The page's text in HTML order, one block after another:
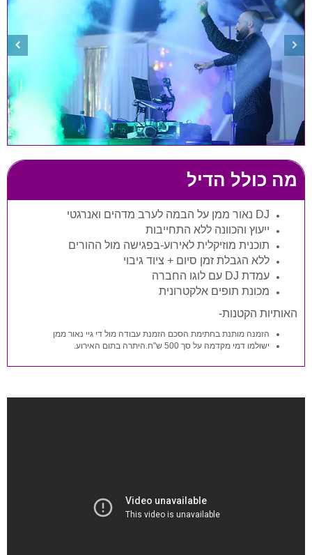
מה כולל הדיל
DJ נאור ממן על הבמה לערב מדהים ואנרגטי
ייעוץ והכוונה ללא התחייבות
תוכנית מוזיקלית לאירוע-בפגישה מול ההורים
ללא הגבלת זמן סיום + ציוד גיבוי
עמדת DJ עם לוגו החברה
מכונת תופים אלקטרונית
האותיות הקטנות-
הזמנה מותנת בחתימת הסכם הזמנת עבודה מול די גיי נאור ממן
ישולמו דמי מקדמה על סך 500 ש"ח.היתרה בתום האירוע.